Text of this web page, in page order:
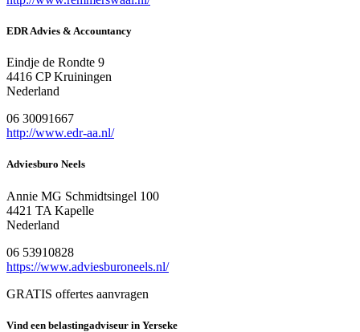
EDR Advies & Accountancy
Eindje de Rondte 9
4416 CP Kruiningen
Nederland
06 30091667
http://www.edr-aa.nl/
Adviesburo Neels
Annie MG Schmidtsingel 100
4421 TA Kapelle
Nederland
06 53910828
https://www.adviesburoneels.nl/
GRATIS offertes aanvragen
Vind een belastingadviseur in Yerseke